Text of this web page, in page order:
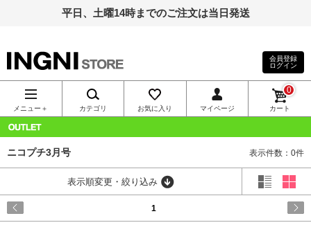
平日、土曜14時までのご注文は当日発送
INGNI（イン
グ）公式通
販｜INGNI
STORE
会員登録
ログイン
メニュー＋ カテゴリ お気に入り マイページ カート
0
ニコプチ3月号 表示件数：0件
表示順変更・絞り込み
1